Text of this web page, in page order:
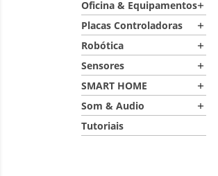
Oficina & Equipamentos
Placas Controladoras 
Robótica 
Sensores 
SMART HOME 
Som & Audio 
Tutoriais